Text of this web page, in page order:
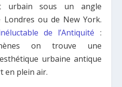
urbain sous un angle
ou de New York.
de l’Antiquité :
on trouve une
urbaine antique
en plein air.